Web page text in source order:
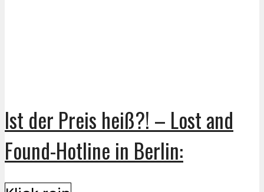
Ist der Preis heiß?! – Lost and
Found-Hotline in Berlin: